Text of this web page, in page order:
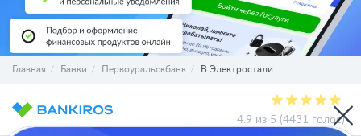
Главная Банки Первоуральскбанк В Электростали
4.9 из 5 (4431 голос)